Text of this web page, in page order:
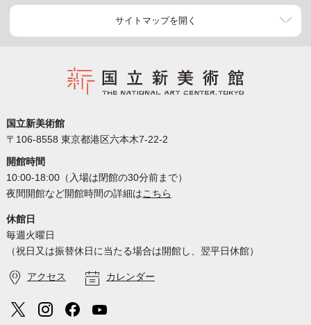
サイトマップを開く
国立新美術館
〒106-8558 東京都港区六本木7-22-2
開館時間
10:00-18:00（入場は閉館の30分前まで）
夜間開館など開館時間の詳細はこちら
休館日
毎週火曜日
（祝日又は振替休日に当たる場合は開館し、翌平日休館）
アクセス カレンダー